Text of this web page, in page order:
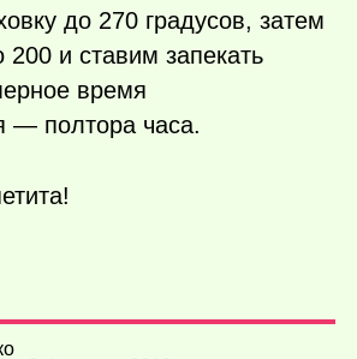
до 270 градусов, затем
и ставим запекать
время
— полтора часа.